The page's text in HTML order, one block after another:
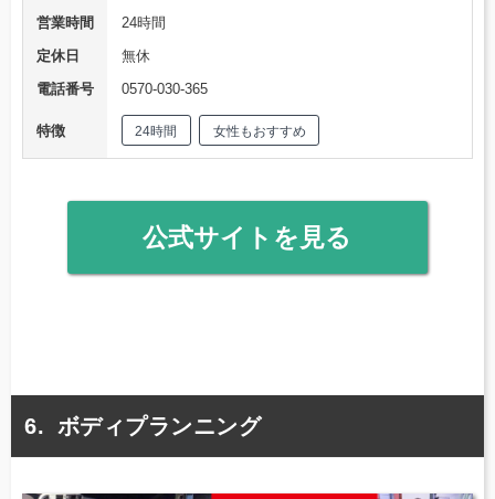
営業時間
24時間
定休日
無休
電話番号
0570-030-365
特徴 24時間 女性もおすすめ
公式サイトを見る
ボディプランニング